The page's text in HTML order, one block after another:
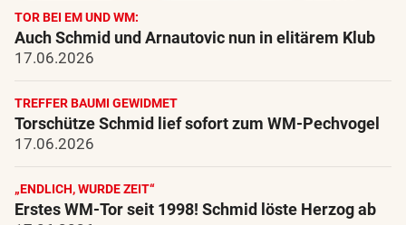
TOR BEI EM UND WM:
Auch Schmid und Arnautovic nun in elitärem Klub
17.06.2026
TREFFER BAUMI GEWIDMET
Torschütze Schmid lief sofort zum WM-Pechvogel
17.06.2026
„ENDLICH, WURDE ZEIT“
Erstes WM-Tor seit 1998! Schmid löste Herzog ab